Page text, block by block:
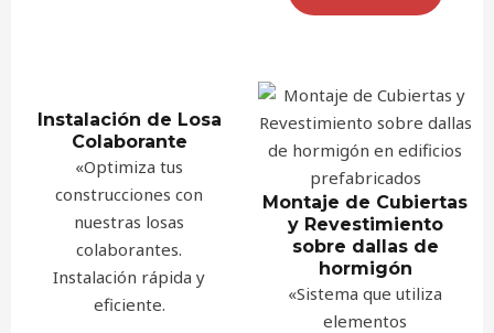
Instalación de Losa
Colaborante
«Optimiza tus
construcciones con
nuestras losas
colaborantes.
Instalación rápida y
eficiente.
Montaje de Cubiertas
y Revestimiento
sobre dallas de
hormigón
«Sistema que utiliza
elementos